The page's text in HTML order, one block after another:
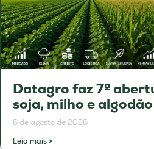
Datagro faz 7ª
soja, milho e algodão
6 de agosto de 2026
Leia mais »